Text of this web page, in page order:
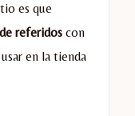
es que
referidos con
en la tienda